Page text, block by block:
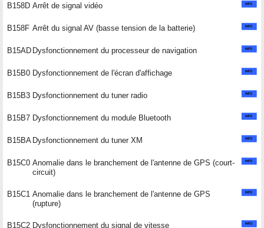
B158D Arrêt de signal vidéo
B158F Arrêt du signal AV (basse tension de la batterie)
B15AD Dysfonctionnement du processeur de navigation
B15B0 Dysfonctionnement de l'écran d'affichage
B15B3 Dysfonctionnement du tuner radio
B15B7 Dysfonctionnement du module Bluetooth
B15BA Dysfonctionnement du tuner XM
B15C0 Anomalie dans le branchement de l'antenne de GPS (court-
circuit)
B15C1 Anomalie dans le branchement de l'antenne de GPS
(rupture)
B15C2 Dysfonctionnement du signal de vitesse